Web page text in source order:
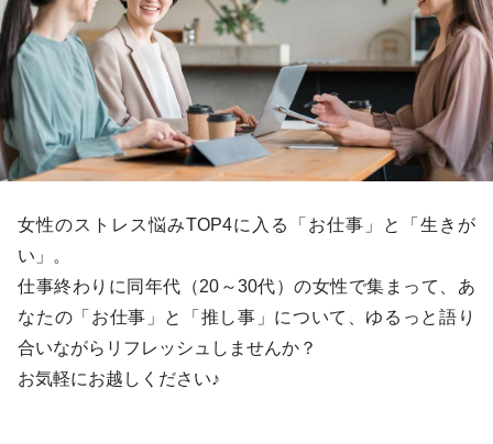
女性のストレス悩みTOP4に入る「お仕事」と「生きが
い」。
仕事終わりに同年代（20～30代）の女性で集まって、あ
なたの「お仕事」と「推し事」について、ゆるっと語り
合いながらリフレッシュしませんか？
お気軽にお越しください♪